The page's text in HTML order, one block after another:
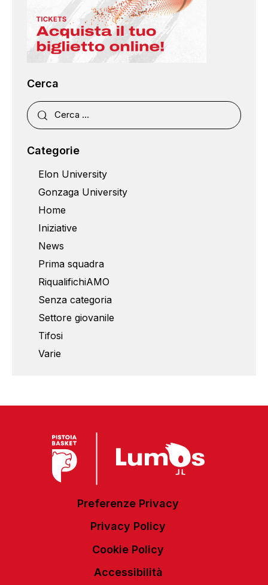
Cerca
Categorie
Elon University
Gonzaga University
Home
Iniziative
News
Prima squadra
RiqualifichiAMO
Senza categoria
Settore giovanile
Tifosi
Varie
Preferenze Privacy
Privacy Policy
Cookie Policy
Accessibilità